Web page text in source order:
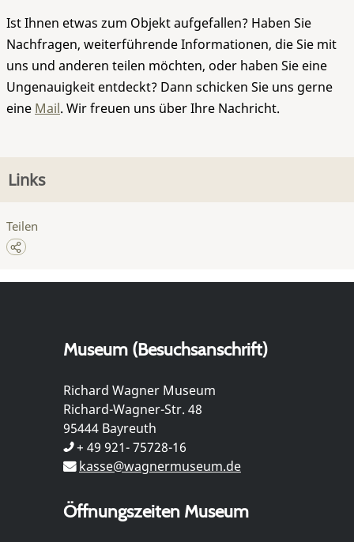
Ist Ihnen etwas zum Objekt aufgefallen? Haben Sie
Nachfragen, weiterführende Informationen, die Sie mit
uns und anderen teilen möchten, oder haben Sie eine
Ungenauigkeit entdeckt? Dann schicken Sie uns gerne
eine Mail. Wir freuen uns über Ihre Nachricht.
Links
Teilen
Museum (Besuchsanschrift)
Richard Wagner Museum
Richard-Wagner-Str. 48
95444 Bayreuth
+ 49 921- 75728-16
kasse@wagnermuseum.de
Öffnungszeiten Museum